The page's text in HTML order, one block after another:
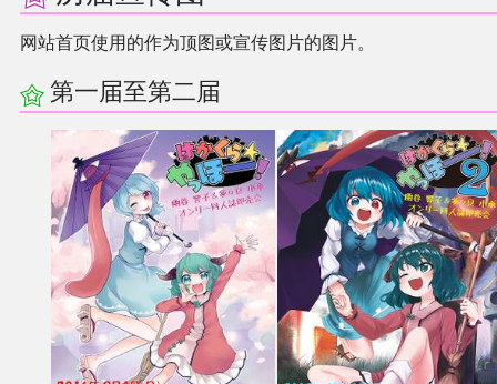
网站首页使用的作为顶图或宣传图片的图片。
第一届至第二届
THB策划
THB衍生
THB媒体
THB协力
其他
联系管理员